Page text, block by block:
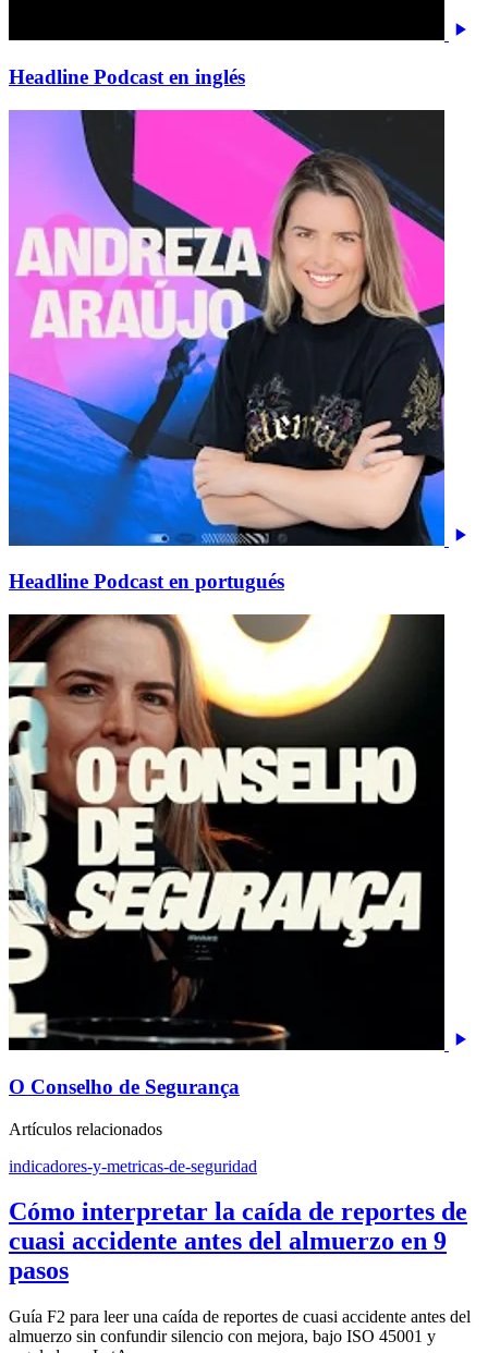
Headline Podcast en inglés
Headline Podcast en portugués
O Conselho de Segurança
Artículos relacionados
indicadores-y-metricas-de-seguridad
Cómo interpretar la caída de reportes de
cuasi accidente antes del almuerzo en 9
pasos
Guía F2 para leer una caída de reportes de cuasi accidente antes del
almuerzo sin confundir silencio con mejora, bajo ISO 45001 y